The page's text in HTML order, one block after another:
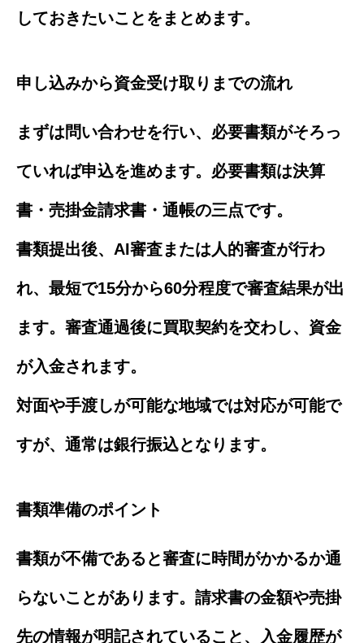
しておきたいことをまとめます。
申し込みから資金受け取りまでの流れ
まずは問い合わせを行い、必要書類がそろっ
ていれば申込を進めます。必要書類は決算
書・売掛金請求書・通帳の三点です。
書類提出後、AI審査または人的審査が行わ
れ、最短で15分から60分程度で審査結果が出
ます。審査通過後に買取契約を交わし、資金
が入金されます。
対面や手渡しが可能な地域では対応が可能で
すが、通常は銀行振込となります。
書類準備のポイント
書類が不備であると審査に時間がかかるか通
らないことがあります。請求書の金額や売掛
先の情報が明記されていること、入金履歴が